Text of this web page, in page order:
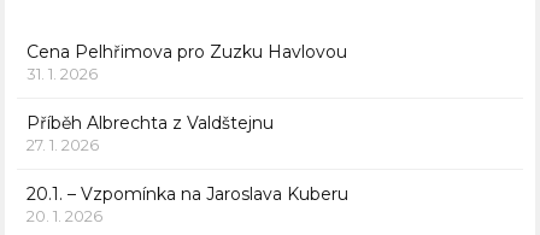
Cena Pelhřimova pro Zuzku Havlovou
31. 1. 2026
Příběh Albrechta z Valdštejnu
27. 1. 2026
20.1. – Vzpomínka na Jaroslava Kuberu
20. 1. 2026